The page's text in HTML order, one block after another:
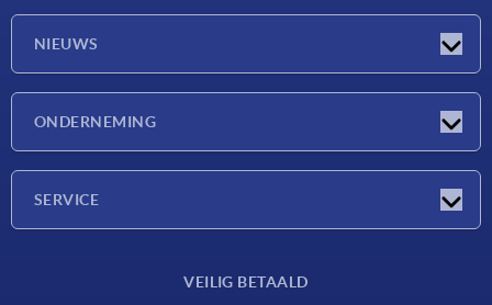
NIEUWS
ONDERNEMING
SERVICE
VEILIG BETAALD